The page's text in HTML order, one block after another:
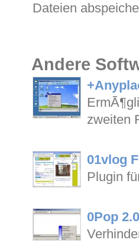
Dateien
Andere
zweiten
01vlog
Plugin
0Pop